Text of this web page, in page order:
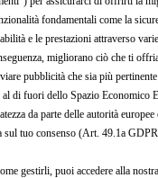
36
fondamentali come la
e le prestazioni attraverso
migliorano ciò che ti
pubblicità che sia più
al di fuori dello Spazio Economico
da parte delle autorità europee
sul tuo consenso (Art. 49.1a
gestirli, puoi accedere alla